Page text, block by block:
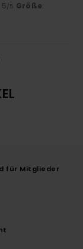
5/5 Größe:
für Mitglieder